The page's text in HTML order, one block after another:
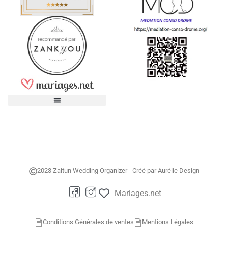
2023 Zaitun Wedding Organizer - Créé par Aurélie Design
Mariages.net
Conditions Générales de ventes Mentions Légales